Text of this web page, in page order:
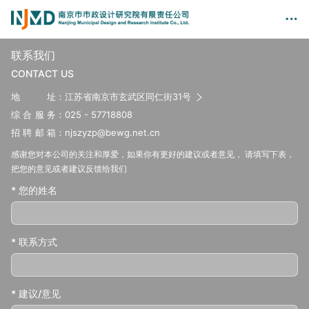
联系我们
CONTACT US
地址 ：江苏省南京市玄武区同仁街31号
综合服务 ：025 - 57718808
招聘邮箱 ：njszyzp@bewg.net.cn
感谢您对本公司的关注和厚爱，如果你有更好的建议或者意见， 请填写下表，
把您的意见或者建议反馈给我们
* 您的姓名
* 联系方式
* 建议/意见